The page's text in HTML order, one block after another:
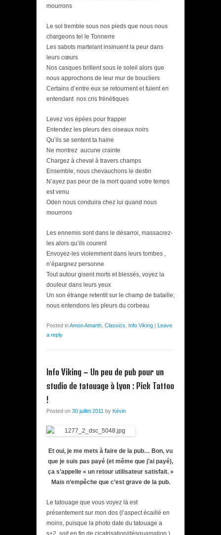
mourrons
Le sol tremble sous nos pieds que nous nous
chargeons tel le Tonnerre
Les sabots martelant insinuent la peur dans
leurs cœurs
Nos casques brillent sous le soleil alors que
nous approchons de leur mur de boucliers
Certains d’entre eux se retournent et fuient en
entendant nos cris frénétiques
Levez vos épées pour frapper
Entendez les pleurs des oiseaux noirs
Qu’ils se sentent ta haine
Ne montrez aucune crainte
Chargez à cheval à travers champs
Ensemble, nous chevauchons le destin
N’ayez pas peur de la mort quand votre temps
est venu
Oden nous conduira chez lui quand nous
mourrons
Les ennemis sont dans le désarroi, massacrez-
les alors qu’ils courent
Envoyez-les violemment dans leurs tombes ,
n’épargnez personne
Tout autour gisent morts et blessés, voyez la
douleur dans leurs yeux
Un son étrange retentit sur le champ de bataille;
nous entendons les pleurs du corbeau
Posted inAmon Amarth Classics Info Viking
Leave
a reply
Info Viking – Un peu de pub pour un
studio de tatouage à Lyon : Pick Tattoo
!
Posted on 30 juillet 2011 by Kévin
Et oui, je me mets à faire de la pub… Bon, vu
que je suis pas payé (et même que j’ai payé),
ça s’appelle « un retour utilisateur satisfait. »
Mais n’empêche que c’est grave de la pub.
Le tatouage que vous voyez là est
présentement sur mon dos (l’aspect écaillé en
moins, puisque la photo date du tatouage a